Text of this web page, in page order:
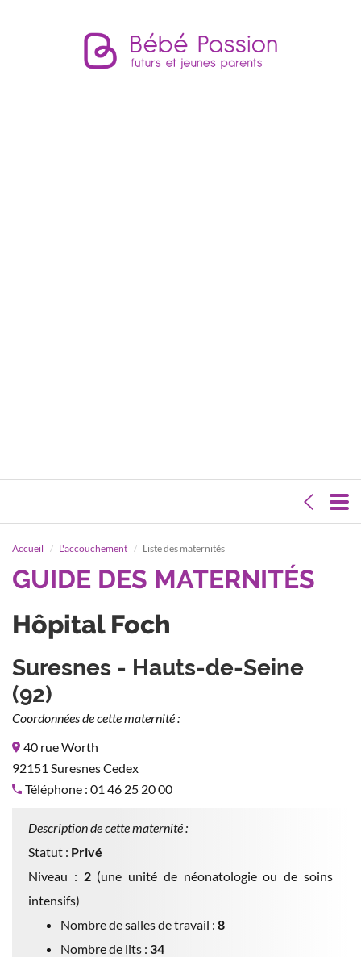
Accueil L'accouchement Liste des maternités
GUIDE DES MATERNITÉS
Hôpital Foch
Suresnes - Hauts-de-Seine
(92)
Coordonnées de cette maternité :
40 rue Worth
92151 Suresnes Cedex
Téléphone : 01 46 25 20 00
Description de cette maternité :
Statut : Privé
Niveau : 2(une unité de néonatologie ou de soins
intensifs)
Nombre de salles de travail : 8
Nombre de lits : 34